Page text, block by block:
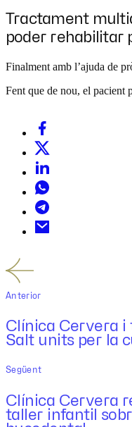
Tractament
poder rehabilitar
Finalment amb l’ajuda de
Fent que de nou, el pacient
Anterior
Clínica Cervera i
Salt units per la
Següent
Clínica Cervera
taller infantil